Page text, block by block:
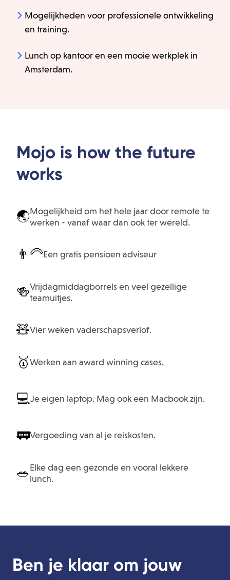
Mogelijkheden voor professionele ontwikkeling
en training.
Lunch op kantoor en een mooie werkplek in
Amsterdam.
Mojo is how the future
works
🌏Mogelijkheid om het hele jaar door remote te
werken - vanaf waar dan ook ter wereld.
👨‍🦳Een gratis pensioen adviseur
🍻Vrijdagmiddagborrels en veel gezellige
teamuitjes.
🧸Vier weken vaderschapsverlof.
🥇Werken aan award winning cases.
💻Je eigen laptop. Mag ook een Macbook zijn.
🚃Vergoeding van al je reiskosten.
🥗Elke dag een gezonde en vooral lekkere
lunch.
Ben je klaar om jouw